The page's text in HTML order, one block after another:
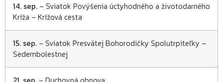
14. sep. – Sviatok Povýšenia úctyhodného a životodarného
Kríža – Krížová cesta
15. sep. – Sviatok Presvätej Bohorodičky Spolutrpiteľky –
Sedembolestnej